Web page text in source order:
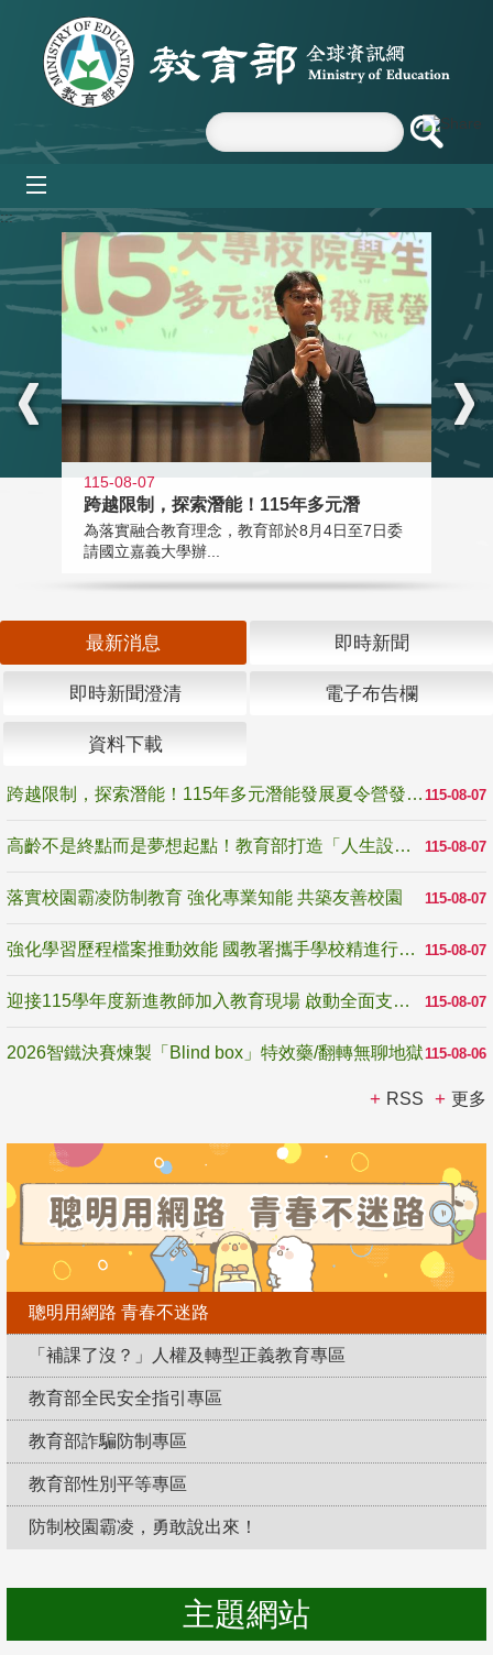
跳到主要內容區塊
:::
115-08-07
跨越限制，探索潛能！115年多元潛
為落實融合教育理念，教育部於8月4日至7日委
請國立嘉義大學辦...
最新消息 即時新聞
即時新聞澄清 電子布告欄
資料下載
115-08-07
跨越限制，探索潛能！115年多元潛能發展夏令營發掘生命無限可能
115-08-07
高齡不是終點而是夢想起點！教育部打造「人生設計夢工場」 參展第3屆高齡健康產業博覽會
115-08-07
落實校園霸凌防制教育 強化專業知能 共築友善校園
115-08-07
強化學習歷程檔案推動效能 國教署攜手學校精進行政與教學支持
115-08-07
迎接115學年度新進教師加入教育現場 啟動全面支持陪伴
115-08-06
2026智鐵決賽煉製「Blind box」特效藥/翻轉無聊地獄
RSS 更多
聰明用網路 青春不迷路
「補課了沒？」人權及轉型正義教育專區
教育部全民安全指引專區
教育部詐騙防制專區
教育部性別平等專區
防制校園霸凌，勇敢說出來！
主題網站